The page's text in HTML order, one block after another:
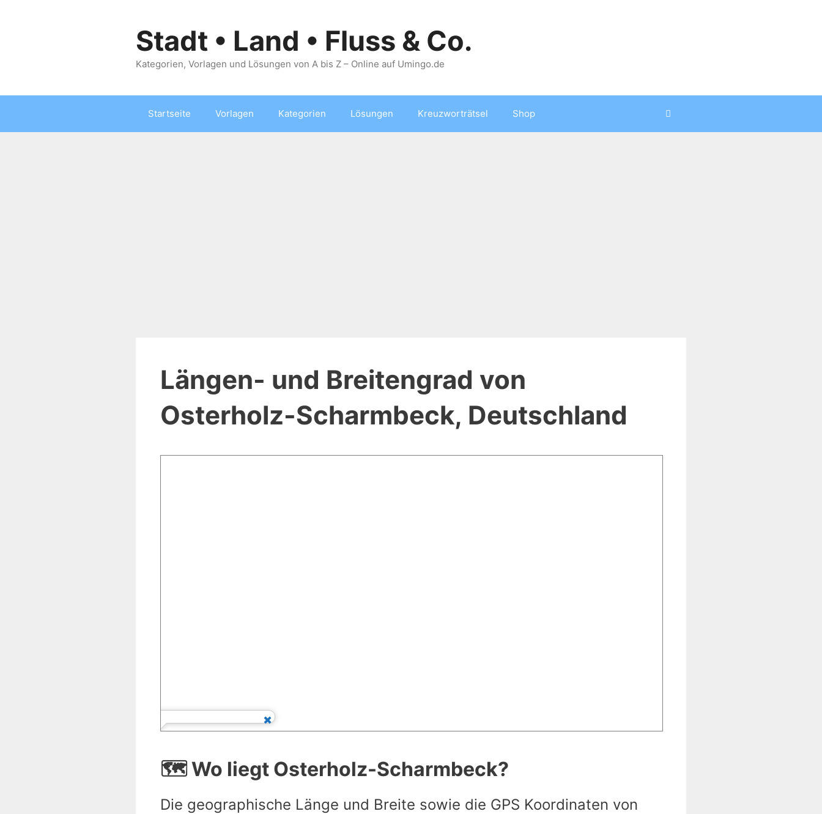
Stadt • Land • Fluss & Co.
Kategorien, Vorlagen und Lösungen von A bis Z – Online auf Umingo.de
Startseite Vorlagen Kategorien Lösungen Kreuzworträtsel Shop
Längen- und Breitengrad von
Osterholz-Scharmbeck, Deutschland
🗺️ Wo liegt Osterholz-Scharmbeck?
Die geographische Länge und Breite sowie die GPS Koordinaten von